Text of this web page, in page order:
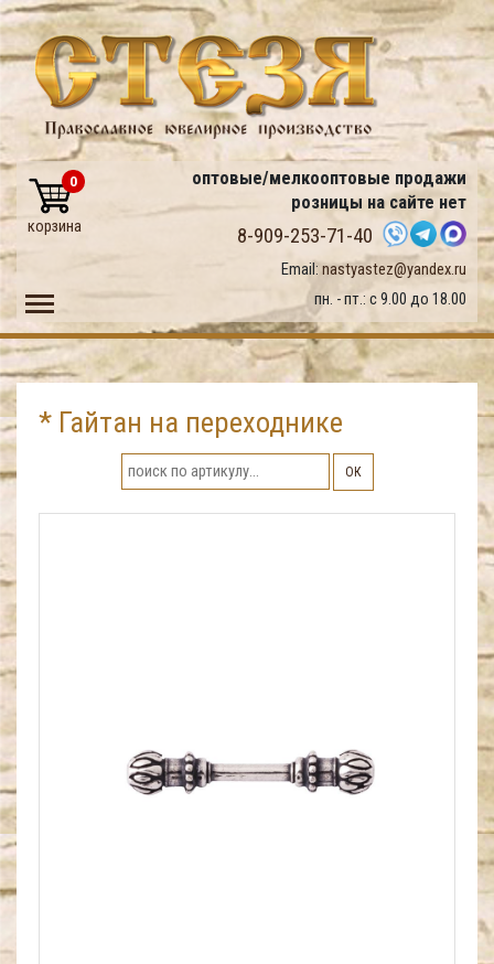
оптовые/мелкооптовые продажи
розницы на сайте нет
8-909-253-71-40
Email: nastyastez@yandex.ru
пн. - пт.: с 9.00 до 18.00
0
корзина
Toggle main menu visibility
* Гайтан на переходнике
ОК